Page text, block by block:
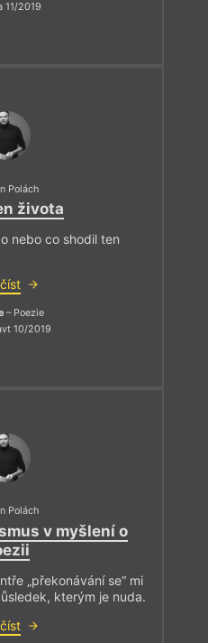
11/2019
Polách
života
nebo co shodil ten
– Poezie
10/2019
Polách
v myšlení o
„překonávání se“ mi
kterým je nuda.